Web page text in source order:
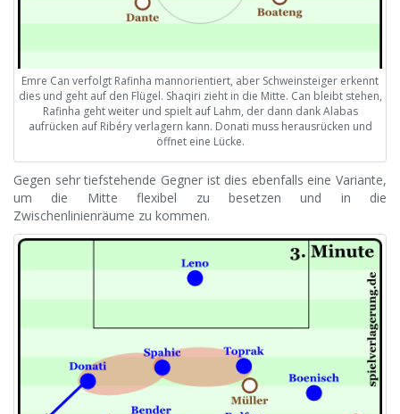
Emre Can verfolgt Rafinha mannorientiert, aber Schweinsteiger erkennt
dies und geht auf den Flügel. Shaqiri zieht in die Mitte. Can bleibt stehen,
Rafinha geht weiter und spielt auf Lahm, der dann dank Alabas
aufrücken auf Ribéry verlagern kann. Donati muss herausrücken und
öffnet eine Lücke.
Gegen sehr tiefstehende Gegner ist dies ebenfalls eine Variante,
um die Mitte flexibel zu besetzen und in die
Zwischenlinienräume zu kommen.